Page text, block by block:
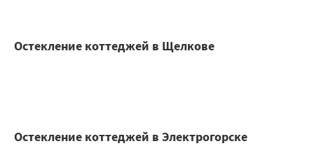
Остекление коттеджей в Щелкове
Остекление коттеджей в Электрогорске